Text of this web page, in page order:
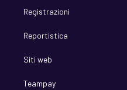
Registrazioni
Reportistica
Siti web
Teampay